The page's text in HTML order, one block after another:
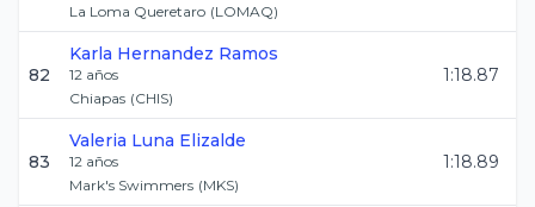
La Loma Queretaro (LOMAQ)
82
Karla Hernandez Ramos
12 años
Chiapas (CHIS)
1:18.87
83
Valeria Luna Elizalde
12 años
Mark's Swimmers (MKS)
1:18.89